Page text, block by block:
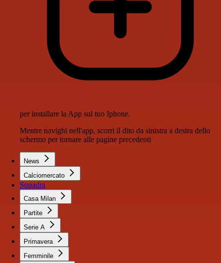
per installare la App sul tuo Iphone.
Mentre navighi nell'app, scorri il dito da sinistra a destra dello
schermo per tornare alle pagine precedenti
News
Calciomercato
Squadra
Casa Milan
Partite
Serie A
Primavera
Femminile